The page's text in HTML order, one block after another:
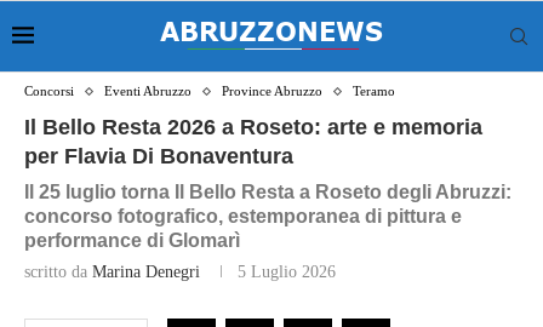
Concorsi Eventi Abruzzo Province Abruzzo Teramo
Il Bello Resta 2026 a Roseto: arte e memoria
per Flavia Di Bonaventura
Il 25 luglio torna Il Bello Resta a Roseto degli Abruzzi:
concorso fotografico, estemporanea di pittura e
performance di Glomarì
scritto da Marina Denegri 5 Luglio 2026